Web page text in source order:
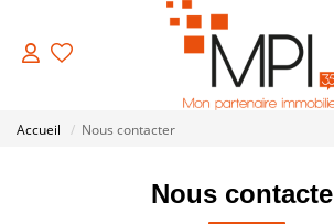
VENTES
Biens Vendus
Accueil Nous contacter
Nous